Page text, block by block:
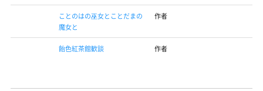
ことのはの巫女とことだまの
魔女と
作者
飴色紅茶館歓談 作者